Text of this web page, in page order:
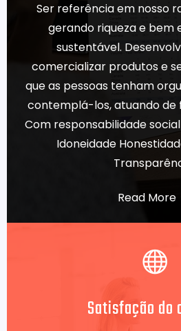
Ser referência em nosso
gerando riqueza e bem
sustentável.
comercializar produtos e
que as pessoas tenham
contemplá-los, atuando de
Com responsabilidade
Idoneidade
Read More
Satisfação do